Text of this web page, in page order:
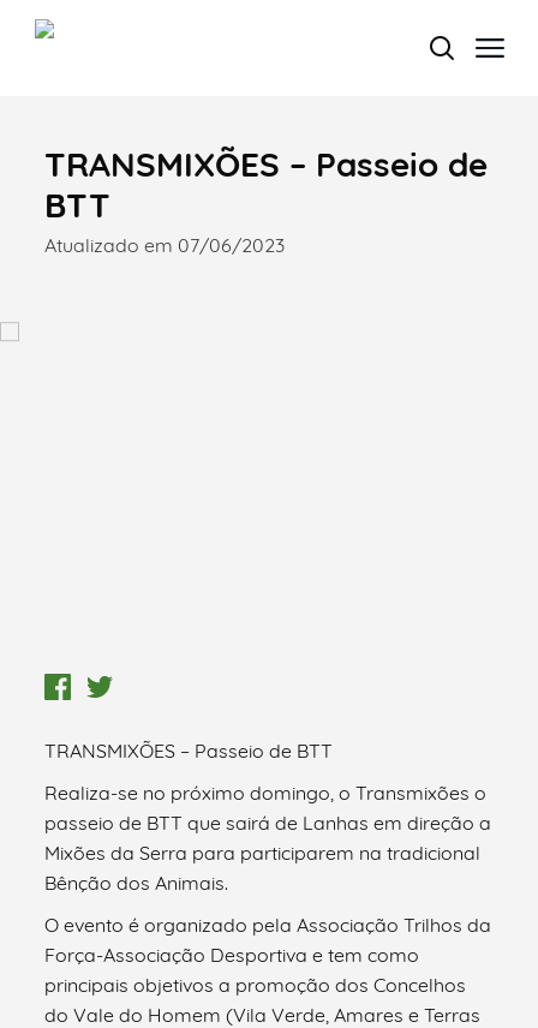
Termo de Pesquisa
TRANSMIXÕES – Passeio de
BTT
Atualizado em 07/06/2023
TRANSMIXÕES – Passeio de BTT
Realiza-se no próximo domingo, o Transmixões o
passeio de BTT que sairá de Lanhas em direção a
Mixões da Serra para participarem na tradicional
Bênção dos Animais.
O evento é organizado pela Associação Trilhos da
Força-Associação Desportiva e tem como
principais objetivos a promoção dos Concelhos
do Vale do Homem (Vila Verde, Amares e Terras